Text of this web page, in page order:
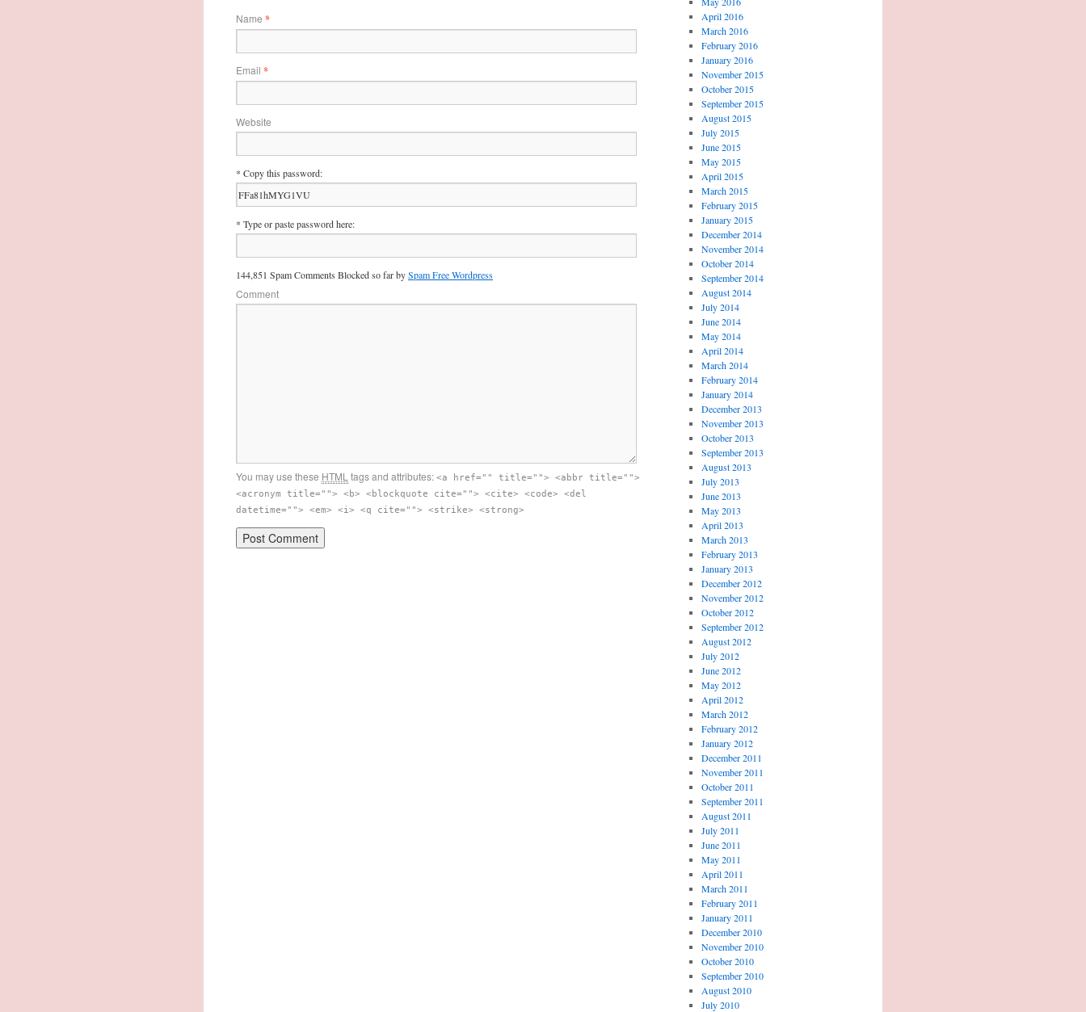
Name *
Email *
Website
* Copy this password:
* Type or paste password here:
144,851 Spam Comments Blocked so far bySpam Free Wordpress
Comment
You may use these HTML tags and attributes: <a href="" title=""> <abbr title="">
<acronym title=""> <b> <blockquote cite=""> <cite> <code> <del
datetime=""> <em> <i> <q cite=""> <strike> <strong>
April 2016
March 2016
February 2016
January 2016
November 2015
October 2015
September 2015
August 2015
July 2015
June 2015
May 2015
April 2015
March 2015
February 2015
January 2015
December 2014
November 2014
October 2014
September 2014
August 2014
July 2014
June 2014
May 2014
April 2014
March 2014
February 2014
January 2014
December 2013
November 2013
October 2013
September 2013
August 2013
July 2013
June 2013
May 2013
April 2013
March 2013
February 2013
January 2013
December 2012
November 2012
October 2012
September 2012
August 2012
July 2012
June 2012
May 2012
April 2012
March 2012
February 2012
January 2012
December 2011
November 2011
October 2011
September 2011
August 2011
July 2011
June 2011
May 2011
April 2011
March 2011
February 2011
January 2011
December 2010
November 2010
October 2010
September 2010
August 2010
July 2010